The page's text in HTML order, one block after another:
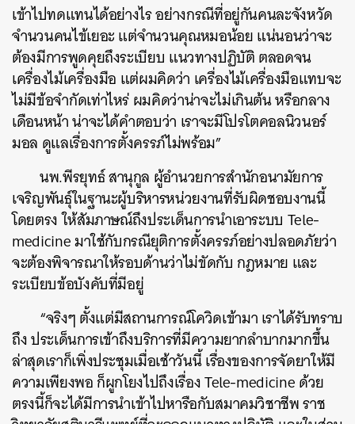
เข้าไปทดแทนได้อย่างไร อย่างกรณีที่อยู่กันคนละจังหวัด
จำนวนคนไข้เยอะ แต่จำนวนคุณหมอน้อย แน่นอนว่าจะ
ต้องมีการพูดคุยถึงระเบียบ แนวทางปฏิบัติ ตลอดจน
เครื่องไม้เครื่องมือ แต่ผมคิดว่า เครื่องไม้เครื่องมือแทบจะ
ไม่มีข้อจำกัดเท่าไหร่ ผมคิดว่าน่าจะไม่เกินต้น หรือกลาง
เดือนหน้า น่าจะได้คำตอบว่า เราจะมีโปรโตคอลนิวนอร์
มอล ดูแลเรื่องการตั้งครรภ์ไม่พร้อม”
นพ.พีรยุทธ์ สานุกูล ผู้อำนวยการสำนักอนามัยการ
เจริญพันธุ์ในฐานะผู้บริหารหน่วยงานที่รับผิดชอบงานนี้
โดยตรง ให้สัมภาษณ์ถึงประเด็นการนำเอาระบบ Tele-
medicine มาใช้กับกรณียุติการตั้งครรภ์อย่างปลอดภัยว่า
จะต้องพิจารณาให้รอบด้านว่าไม่ขัดกับ กฎหมาย และ
ระเบียบข้อบังคับที่มีอยู่
“จริงๆ ตั้งแต่มีสถานการณ์โควิดเข้ามา เราได้รับทราบ
ถึง ประเด็นการเข้าถึงบริการที่มีความยากลำบากมากขึ้น
ล่าสุดเราก็เพิ่งประชุมเมื่อเช้าวันนี้ เรื่องของการจัดยาให้มี
ความเพียงพอ ก็ผูกโยงไปถึงเรื่อง Tele-medicine ด้วย
ตรงนี้ก็จะได้มีการนำเข้าไปหารือกับสมาคมวิชาชีพ ราช